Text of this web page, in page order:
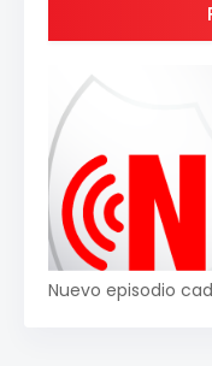
Nuevo episodio